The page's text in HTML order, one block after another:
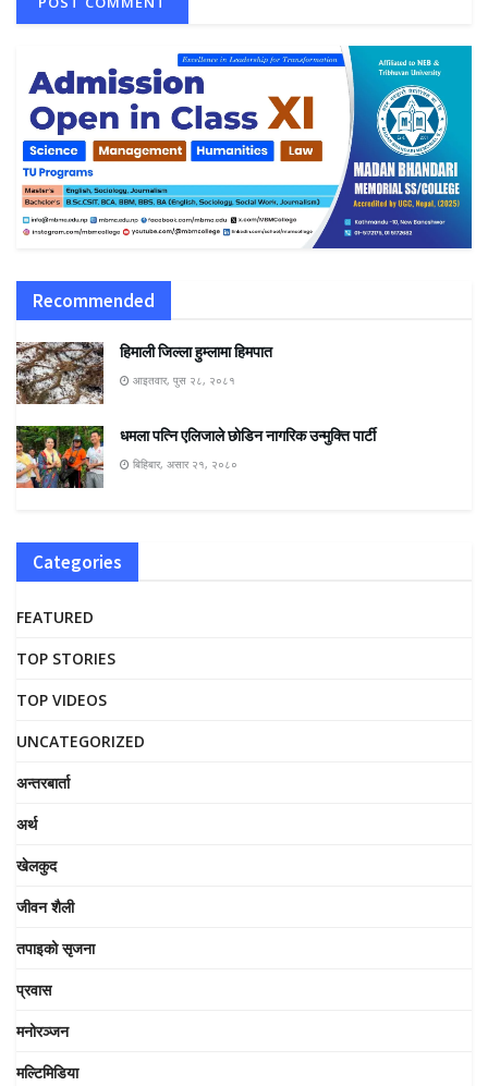
Recommended
हिमाली जिल्ला हुम्लामा हिमपात
आइतवार, पुस २८, २०८१
धमला पत्नि एलिजाले छाेडिन नागरिक उन्मुक्ति पार्टी
बिहिबार, असार २१, २०८०
Categories
FEATURED
TOP STORIES
TOP VIDEOS
UNCATEGORIZED
अन्तरबार्ता
अर्थ
खेलकुद
जीवन शैली
तपाइको सृजना
प्रवास
मनोरञ्जन
मल्टिमिडिया